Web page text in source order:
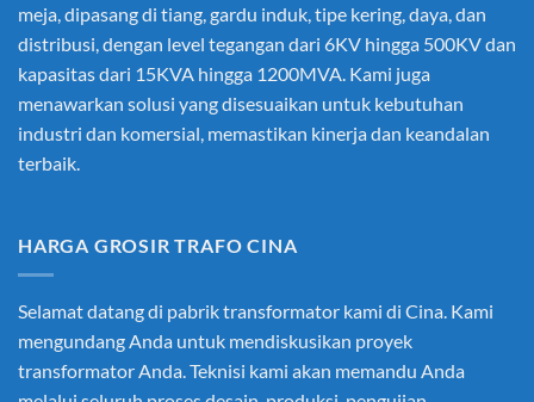
meja, dipasang di tiang, gardu induk, tipe kering, daya, dan
distribusi, dengan level tegangan dari 6KV hingga 500KV dan
kapasitas dari 15KVA hingga 1200MVA. Kami juga
menawarkan solusi yang disesuaikan untuk kebutuhan
industri dan komersial, memastikan kinerja dan keandalan
terbaik.
HARGA GROSIR TRAFO CINA
Selamat datang di pabrik transformator kami di Cina. Kami
mengundang Anda untuk mendiskusikan proyek
transformator Anda. Teknisi kami akan memandu Anda